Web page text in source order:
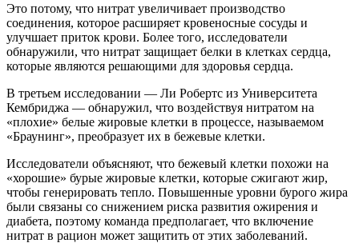
Это потому, что нитрат увеличивает производство
соединения, которое расширяет кровеносные сосуды и
улучшает приток крови. Более того, исследователи
обнаружили, что нитрат защищает белки в клетках сердца,
которые являются решающими для здоровья сердца.
В третьем исследовании — Ли Робертс из Университета
Кембриджа — обнаружил, что воздействуя нитратом на
«плохие» белые жировые клетки в процессе, называемом
«Браунинг», преобразует их в бежевые клетки.
Исследователи объясняют, что бежевый клетки похожи на
«хорошие» бурые жировые клетки, которые сжигают жир,
чтобы генерировать тепло. Повышенные уровни бурого жира
были связаны со снижением риска развития ожирения и
диабета, поэтому команда предполагает, что включение
нитрат в рацион может защитить от этих заболеваний.